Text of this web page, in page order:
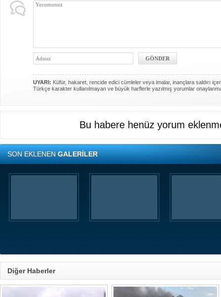
UYARI: Küfür, hakaret, rencide edici cümleler veya imalar, inançlara saldırı
Türkçe karakter kullanılmayan ve büyük harflerle yazılmış yorumlar
Bu habere henüz yorum
SON EKLENENGALERİLER
Diğer Haberler